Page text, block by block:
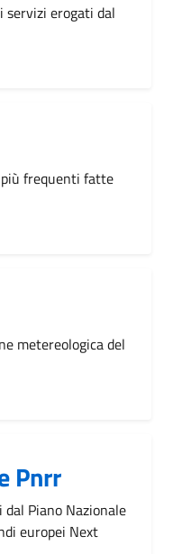
servizi erogati dal
più frequenti fatte
metereologica del
Pnrr
Piano Nazionale
europei Next